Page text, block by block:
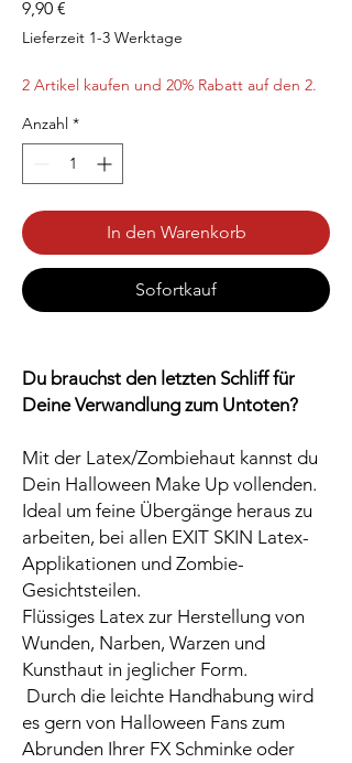
9,90 €
Lieferzeit 1-3 Werktage
2 Artikel kaufen und 20% Rabatt auf den 2.
Anzahl *
In den Warenkorb
Sofortkauf
Du brauchst den letzten Schliff für
Deine Verwandlung zum Untoten?
Mit der Latex/Zombiehaut kannst du
Dein Halloween Make Up vollenden.
Ideal um feine Übergänge heraus zu
arbeiten, bei allen EXIT SKIN Latex-
Applikationen und Zombie-
Gesichtsteilen.
Flüssiges Latex zur Herstellung von
Wunden, Narben, Warzen und
Kunsthaut in jeglicher Form.
Durch die leichte Handhabung wird
es gern von Halloween Fans zum
Abrunden Ihrer FX Schminke oder